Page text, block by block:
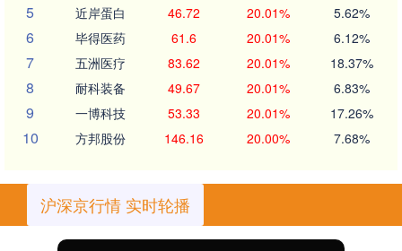
5 近岸蛋白 46.72 20.01% 5.62%
6 毕得医药 61.6 20.01% 6.12%
7 五洲医疗 83.62 20.01% 18.37%
8 耐科装备 49.67 20.01% 6.83%
9 一博科技 53.33 20.01% 17.26%
10 方邦股份 146.16 20.00% 7.68%
沪深京行情 实时轮播